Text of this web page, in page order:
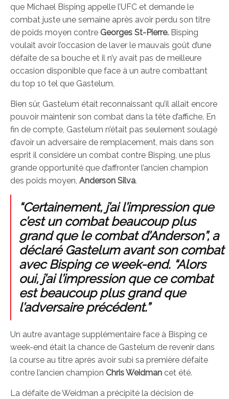
que Michael Bisping appelle l’UFC et demande le
combat juste une semaine après avoir perdu son titre
de poids moyen contre Georges St-Pierre. Bisping
voulait avoir l’occasion de laver le mauvais goût d’une
défaite de sa bouche et il n’y avait pas de meilleure
occasion disponible que face à un autre combattant
du top 10 tel que Gastelum.
Bien sûr, Gastelum était reconnaissant qu’il allait encore
pouvoir maintenir son combat dans la tête d’affiche. En
fin de compte, Gastelum n’était pas seulement soulagé
d’avoir un adversaire de remplacement, mais dans son
esprit il considère un combat contre Bisping, une plus
grande opportunité que d’affronter l’ancien champion
des poids moyen, Anderson Silva.
“Certainement, j’ai l’impression que
c’est un combat beaucoup plus
grand que le combat d’Anderson”, a
déclaré Gastelum avant son combat
avec Bisping ce week-end. “Alors
oui, j’ai l’impression que ce combat
est beaucoup plus grand que
l’adversaire précédent.”
Un autre avantage supplémentaire face à Bisping ce
week-end était la chance de Gastelum de revenir dans
la course au titre après avoir subi sa première défaite
contre l’ancien champion Chris Weidman cet été.
La défaite de Weidman a précipité la décision de